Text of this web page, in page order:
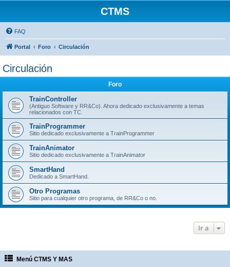
CTMS
FAQ
Portal Foro Circulación
Circulación
Foro
TrainController
(Antiguo Software y RR&Co). Ahora dedicado exclusivamente a temas
relacionados con TC.
TrainProgrammer
Sitio dedicado exclusivamente a TrainProgrammer
TrainAnimator
Sitio dedicado exclusivamente a TrainAnimator
SmartHand
Dedicado a SmartHand.
Otro Programas
Sitio para cualquier otro programa, de RR&Co o no.
Ir a
Menú CTMS Y MAS